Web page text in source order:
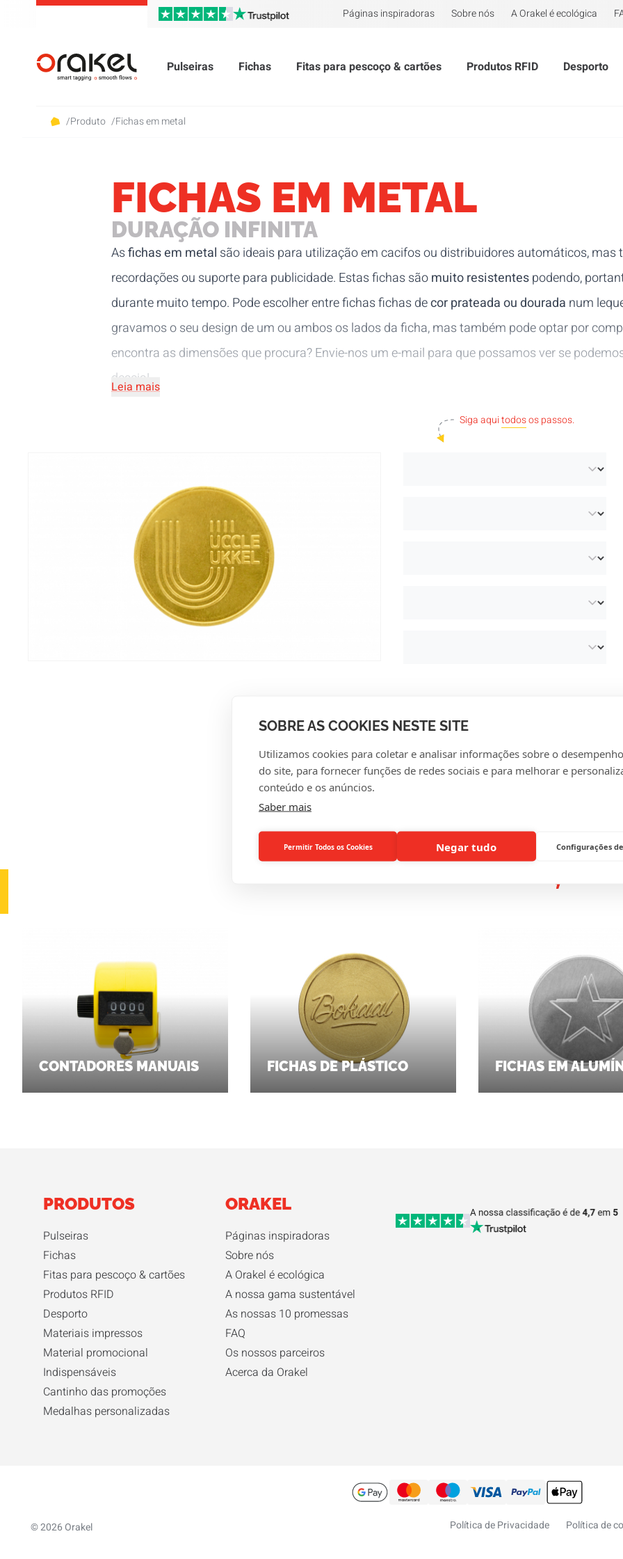
SOBRE AS COOKIES NESTE SITE
Utilizamos cookies para coletar e analisar informações sobre o
do site, para fornecer funções de redes sociais e para melhorar e
conteúdo e os anúncios.
Saber mais
Permitir Todos os Cookies Negar tudo Configurações
Páginas inspiradoras Sobre nós A Orakel é ecológica
Pulseiras Fichas Fitas para pescoço & cartões Produtos RFID Desporto
/Produto /Fichas em metal
FICHAS EM METAL
DURAÇÃO INFINITA
Asfichas em metal são ideais para utilização em cacifos ou distribuidores automáticos,
recordações ou suporte para publicidade. Estas fichas sãomuito resistentespodendo,
durante muito tempo. Pode escolher entre fichas fichas decor prateada ou dourada num
gravamos o seu design de um ou ambos os lados da ficha, mas também pode optar por
encontra as dimensões que procura?Envie-nos um e-mail para que possamos ver se
deseja!
Leia mais
Siga aquitodosos passos.
AVALIAÇÕES DE
CONTADORES MANUAIS FICHAS DE PLÁSTICO FICHAS EM
PRODUTOS
Pulseiras
Fichas
Fitas para pescoço & cartões
Produtos RFID
Desporto
Materiais impressos
Material promocional
Indispensáveis
Cantinho das promoções
Medalhas personalizadas
ORAKEL
Páginas inspiradoras
Sobre nós
A Orakel é ecológica
A nossa gama sustentável
As nossas 10 promessas
FAQ
Os nossos parceiros
Acerca da Orakel
© 2026 Orakel Política de Privacidade Política de